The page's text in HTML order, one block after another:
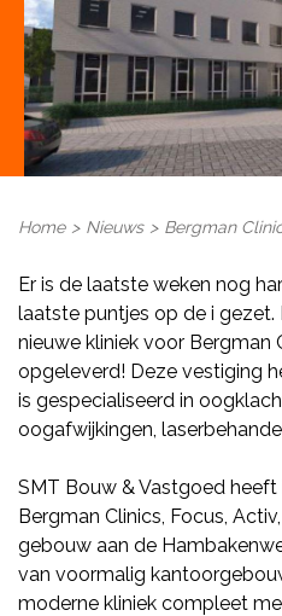
Home Nieuws Bergman
Er is de laatste weken nog
laatste puntjes op de i gezet.
nieuwe kliniek voor Bergman
opgeleverd! Deze vestiging
is gespecialiseerd in
oogafwijkingen,
SMT Bouw & Vastgoed
Bergman Clinics, Focus,
gebouw aan de
van voormalig
moderne kliniek compleet